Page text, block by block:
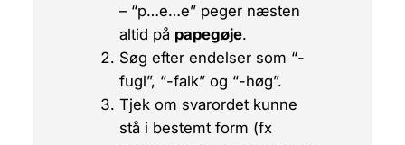
– “p…e…e” peger næsten
altid på papegøje.
Søg efter endelser som “-
fugl”, “-falk” og “-høg”.
Tjek om svarordet kunne
stå i bestemt form (fx